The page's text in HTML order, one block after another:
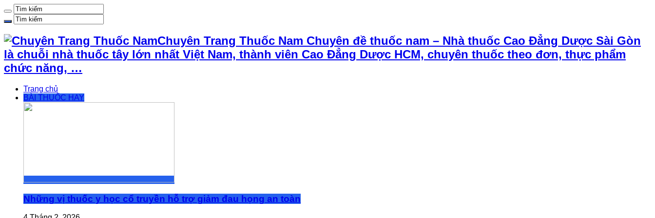
Chuyên Trang Thuốc Nam Chuyên đề thuốc nam – Nhà thuốc Cao Đẳng Dược Sài Gòn
là chuỗi nhà thuốc tây lớn nhất Việt Nam, thành viên Cao Đẳng Dược HCM, chuyên thuốc theo đơn, thực phẩm
chức năng, …
Trang chủ
BÀI THUỐC HAY
Những vị thuốc y học cổ truyền hỗ trợ giảm đau họng an toàn